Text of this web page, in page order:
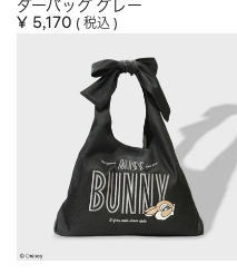
ダーバッグ グレー
¥ 5,170 税込